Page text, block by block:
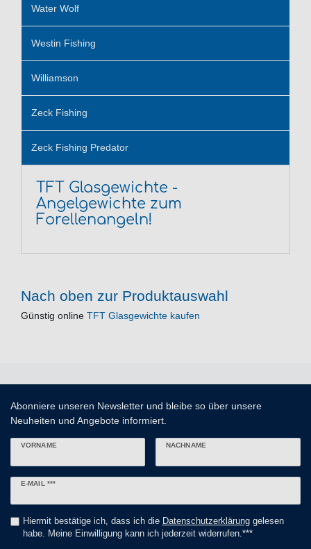
Water Wolf
Westin Fishing
Williamson
Zeck Fishing
Zeck Fishing Predator
TFT Glasgewichte -
Angelgewichte zum
Forellenangeln!
Nach oben zur Produktauswahl
Günstig online TFT Glasgewichte kaufen
Abonniere unseren Newsletter und bleibe so über unsere
Neuheiten und Angebote informiert.
VORNAME NACHNAME
E-MAIL ***
Newsletter
Hiermit bestätige ich, dass ich die Daten­schutz­erklärunggelesen
habe. Meine Einwilligung kann ich jederzeit widerrufen.***